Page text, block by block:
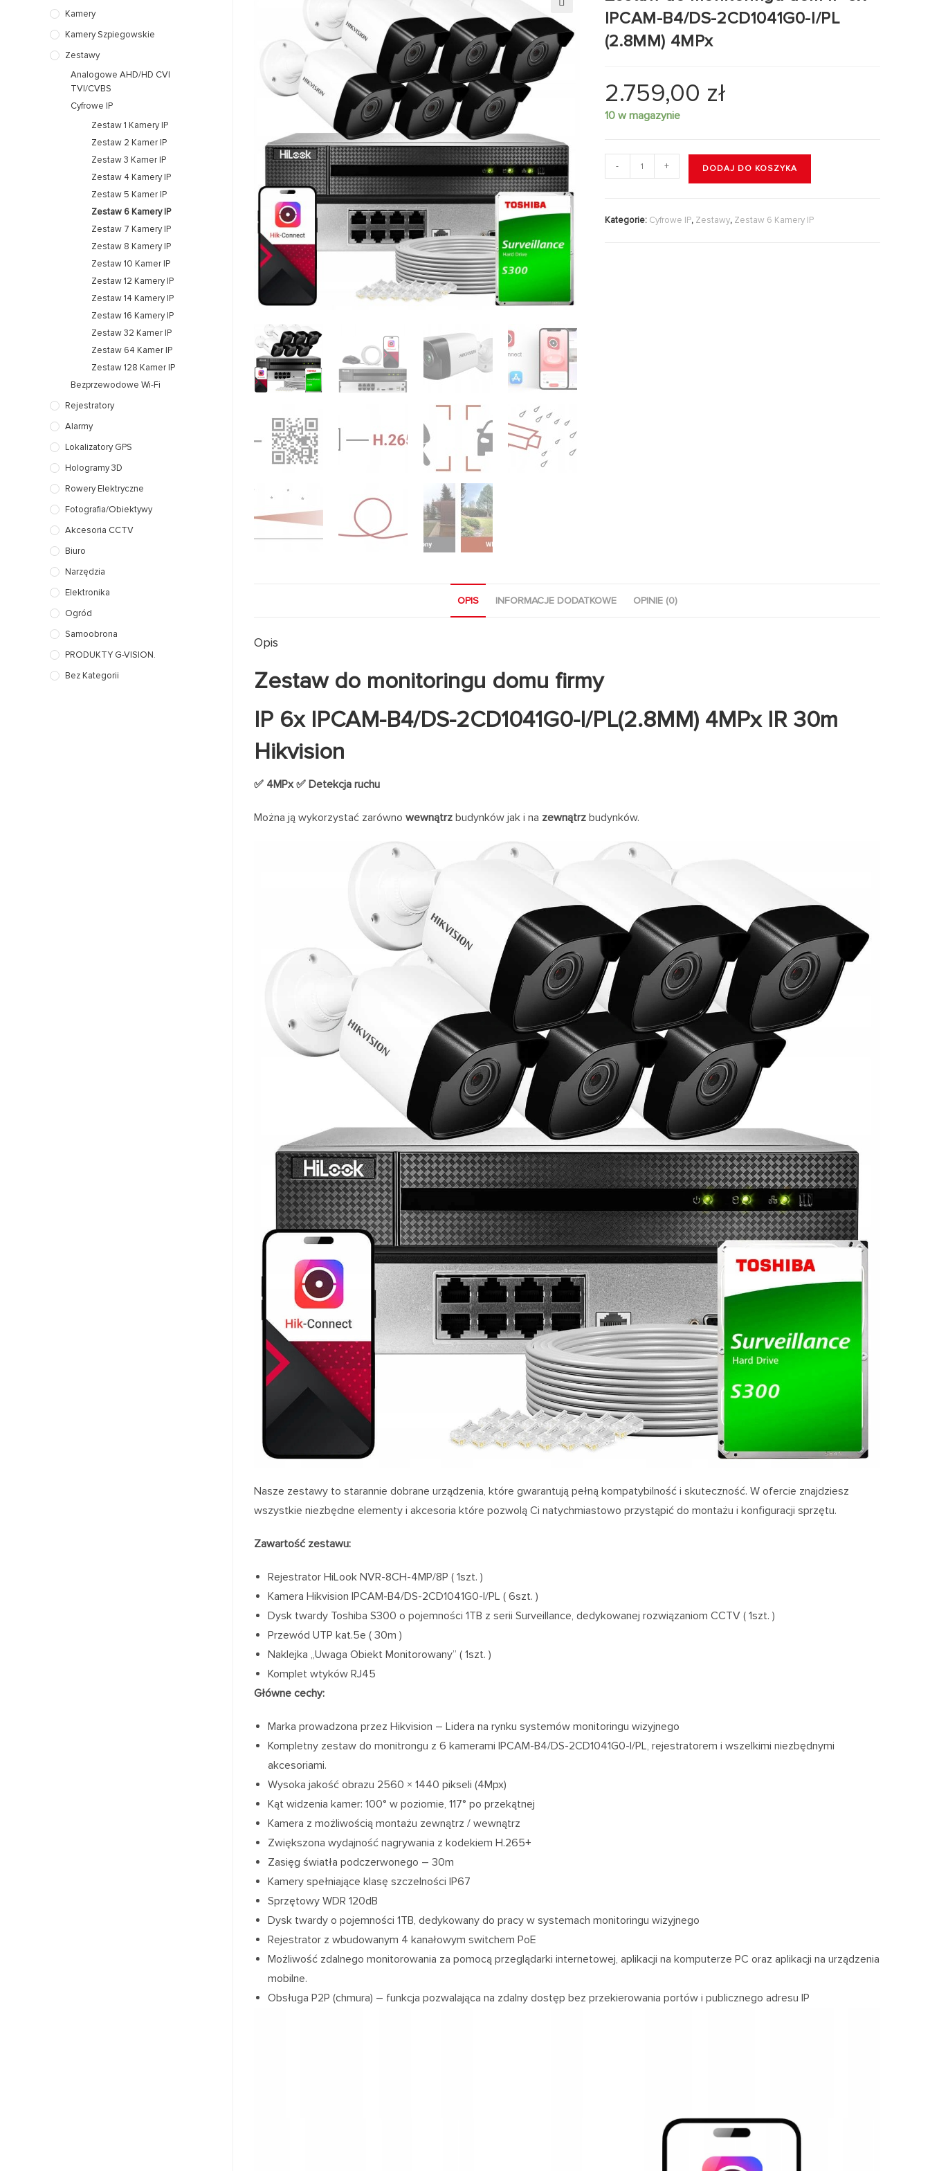
🔍
IPCAM-B4/DS-2CD1041G0-I/PL
(2.8MM) 4MPx
2.759,00 zł
10 w magazynie
- + DODAJ DO KOSZYKA
Kategorie: Cyfrowe IP, Zestawy, Zestaw 6 Kamery IP
OPIS INFORMACJE DODATKOWE OPINIE (0)
Opis
Zestaw do monitoringu domu firmy
IP 6x IPCAM-B4/DS-2CD1041G0-I/PL(2.8MM) 4MPx IR 30m
Hikvision
✅ 4MPx ✅ Detekcja ruchu
Można ją wykorzystać zarówno wewnątrz budynków jak i na zewnątrz budynków.
Nasze zestawy to starannie dobrane urządzenia, które gwarantują pełną kompatybilność i skuteczność. W ofercie znajdziesz
wszystkie niezbędne elementy i akcesoria które pozwolą Ci natychmiastowo przystąpić do montażu i konfiguracji sprzętu.
Zawartość zestawu:
Rejestrator HiLook NVR-8CH-4MP/8P ( 1szt. )
Kamera Hikvision IPCAM-B4/DS-2CD1041G0-I/PL ( 6szt. )
Dysk twardy Toshiba S300 o pojemności 1TB z serii Surveillance, dedykowanej rozwiązaniom CCTV ( 1szt. )
Przewód UTP kat.5e ( 30m )
Naklejka „Uwaga Obiekt Monitorowany” ( 1szt. )
Komplet wtyków RJ45
Główne cechy:
Marka prowadzona przez Hikvision – Lidera na rynku systemów monitoringu wizyjnego
Kompletny zestaw do monitrongu z 6 kamerami IPCAM-B4/DS-2CD1041G0-I/PL, rejestratorem i wszelkimi niezbędnymi
akcesoriami.
Wysoka jakość obrazu 2560 × 1440 pikseli (4Mpx)
Kąt widzenia kamer: 100° w poziomie, 117° po przekątnej
Kamera z możliwością montażu zewnątrz / wewnątrz
Zwiększona wydajność nagrywania z kodekiem H.265+
Zasięg światła podczerwonego – 30m
Kamery spełniające klasę szczelności IP67
Sprzętowy WDR 120dB
Dysk twardy o pojemności 1TB, dedykowany do pracy w systemach monitoringu wizyjnego
Rejestrator z wbudowanym 4 kanałowym switchem PoE
Możliwość zdalnego monitorowania za pomocą przeglądarki internetowej, aplikacji na komputerze PC oraz aplikacji na urządzenia
mobilne.
Obsługa P2P (chmura) – funkcja pozwalająca na zdalny dostęp bez przekierowania portów i publicznego adresu IP
Kamery
Kamery Szpiegowskie
Zestawy
Analogowe AHD/HD CVI
TVI/CVBS
Cyfrowe IP
Zestaw 1 Kamery IP
Zestaw 2 Kamer IP
Zestaw 3 Kamer IP
Zestaw 4 Kamery IP
Zestaw 5 Kamer IP
Zestaw 6 Kamery IP
Zestaw 7 Kamery IP
Zestaw 8 Kamery IP
Zestaw 10 Kamer IP
Zestaw 12 Kamery IP
Zestaw 14 Kamery IP
Zestaw 16 Kamery IP
Zestaw 32 Kamer IP
Zestaw 64 Kamer IP
Zestaw 128 Kamer IP
Bezprzewodowe Wi-Fi
Rejestratory
Alarmy
Lokalizatory GPS
Hologramy 3D
Rowery Elektryczne
Fotografia/Obiektywy
Akcesoria CCTV
Biuro
Narzędzia
Elektronika
Ogród
Samoobrona
PRODUKTY G-VISION.
Bez Kategorii